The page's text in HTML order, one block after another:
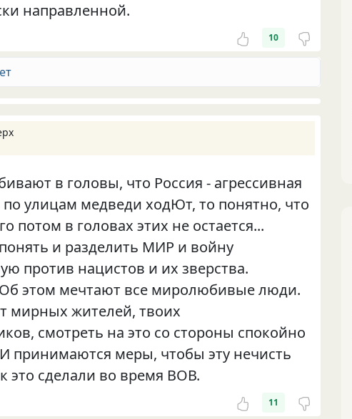
направленной.
10
в головы, что Россия - агрессивная
по улицам медведи ходЮт, то понятно, что
потом в головах этих не остается...
и разделить МИР и войну
против нацистов и их зверства.
этом мечтают все миролюбивые люди.
мирных жителей, твоих
смотреть на это со стороны спокойно
принимаются меры, чтобы эту нечисть
это сделали во время ВОВ.
11